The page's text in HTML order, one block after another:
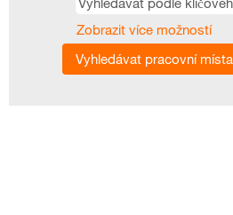
Zobrazit více možností